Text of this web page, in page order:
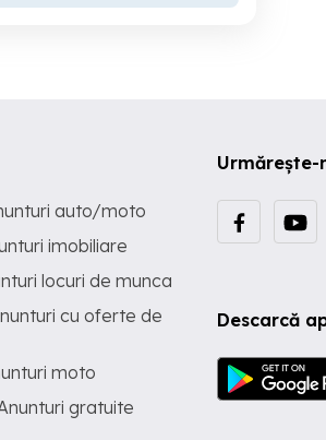
Urmărește-
Descarcă
auto/moto
imobiliare
locuri de munca
cu oferte de
moto
gratuite